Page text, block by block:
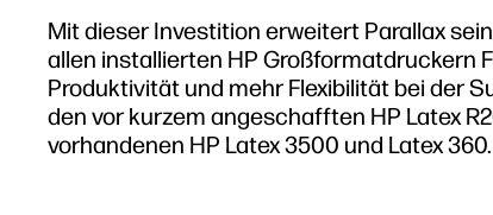
Mit dieser Investition erweitert Parallax
allen installierten HP Großformatdruckern
Produktivität und mehr Flexibilität bei der
den vor kurzem angeschafften HP Latex
vorhandenen HP Latex 3500 und Latex 360.